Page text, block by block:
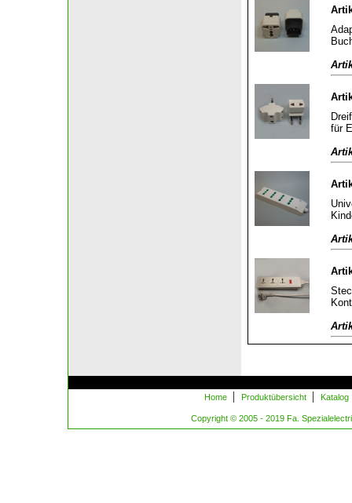
für
Home | Produktübersicht | Katalog
Copyright © 2005 - 2019 Fa.